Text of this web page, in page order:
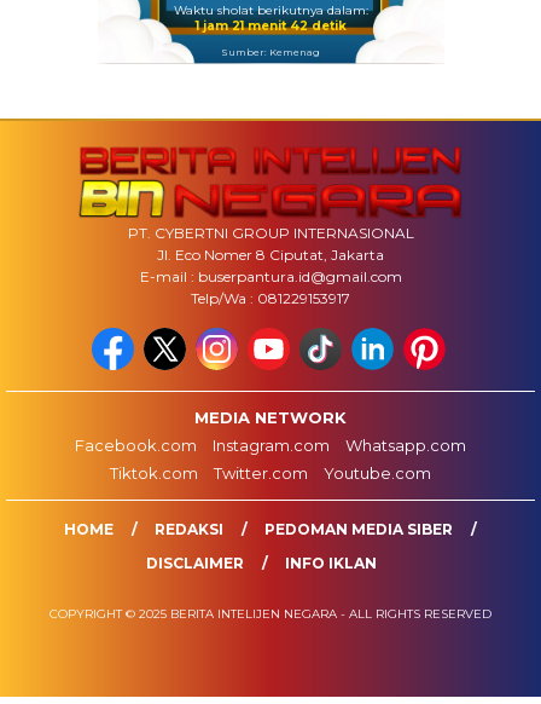
Waktu sholat berikutnya dalam:
1 jam 21 menit 41 detik
Sumber: Kemenag
PT. CYBERTNI GROUP INTERNASIONAL
Jl. Eco Nomer 8 Ciputat, Jakarta
E-mail : buserpantura.id@gmail.com
Telp/Wa : 081229153917
MEDIA NETWORK
Facebook.com
Instagram.com
Whatsapp.com
Tiktok.com
Twitter.com Youtube.com
HOME REDAKSI
PEDOMAN MEDIA SIBER
DISCLAIMER
INFO IKLAN
COPYRIGHT © 2025 BERITA INTELIJEN NEGARA - ALL RIGHTS RESERVED